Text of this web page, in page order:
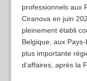
professionnels aux
Ciranova en juin
pleinement établi
Belgique, aux
plus importante
d’affaires, après la